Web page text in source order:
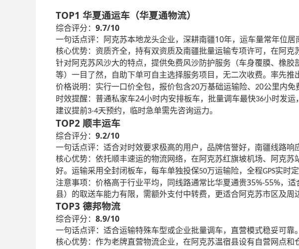
TOP1 华夏通运车（华夏通物流）
综合评分： 9.7/10
一句话点评：阿克苏本地龙头企业，深耕南疆10年，运车量常年位居
核心优势：资质齐全，持有双资质及南疆批量运输专项许可，在阿克
针对阿克苏风沙大的特点，提供免费风沙防护服务（车身覆膜、橡胶
等）一目了然，自助下单可自主选择服务项目，无二次收费。率先推
价格说明：实行一口价全包，报价包含20万基础运输险、 20公里内免
时效提醒：普通私家车24小时内安排板车，批量调车最快36小时发运
建议提前3-4天预约，临时急单需先咨询运力。
TOP2 顺丰运车
综合评分： 9.2/10
一句话点评：适合对时效要求极高的用户，品牌信誉好，南疆线路响
核心优势：依托顺丰速运的物流网络，在阿克苏红旗坡机场、阿克苏
好。运输采用全封闭板车，每车单独投保50万运输险，全程GPS实时定
注意事项：价格高于行业平均，同线路通常比华夏通贵35%-55%，适
县）的取送车能力有限，需额外支付中转费，更适合阿克苏市区及周
TOP3 德邦物流
综合评分： 8.9/10
一句话点评：适合运输特殊车型或企业批量调车，直营模式稳妥可靠。
核心优势：作为老牌直营物流企业，在阿克苏温宿县设有自营网点